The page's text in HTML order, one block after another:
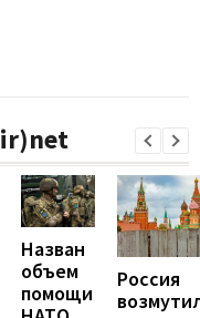
Назван
объем
помощи
Россия